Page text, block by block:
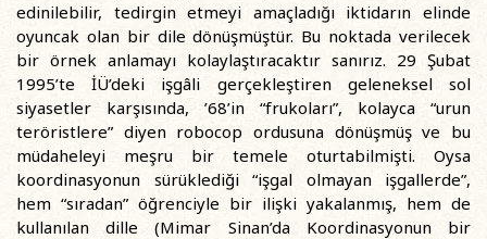
edinilebilir, tedirgin etmeyi amaçladığı iktidarın elinde
oyuncak olan bir dile dönüşmüştür. Bu noktada verilecek
bir örnek anlamayı kolaylaştıracaktır sanırız. 29 Şubat
1995’te İÜ’deki işgâli gerçekleştiren geleneksel sol
siyasetler karşısında, ’68’in “frukoları”, kolayca “urun
teröristlere” diyen robocop ordusuna dönüşmüş ve bu
müdaheleyi meşru bir temele oturtabilmişti. Oysa
koordinasyonun sürüklediği “işgal olmayan işgallerde”,
hem “sıradan” öğrenciyle bir ilişki yakalanmış, hem de
kullanılan dille (Mimar Sinan’da Koordinasyonun bir